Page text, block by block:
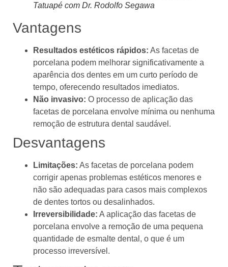
Tatuapé com Dr. Rodolfo Segawa
Vantagens
Resultados estéticos rápidos: As facetas de
porcelana podem melhorar significativamente a
aparência dos dentes em um curto período de
tempo, oferecendo resultados imediatos.
Não invasivo: O processo de aplicação das
facetas de porcelana envolve mínima ou nenhuma
remoção de estrutura dental saudável.
Desvantagens
Limitações: As facetas de porcelana podem
corrigir apenas problemas estéticos menores e
não são adequadas para casos mais complexos
de dentes tortos ou desalinhados.
Irreversibilidade: A aplicação das facetas de
porcelana envolve a remoção de uma pequena
quantidade de esmalte dental, o que é um
processo irreversível.